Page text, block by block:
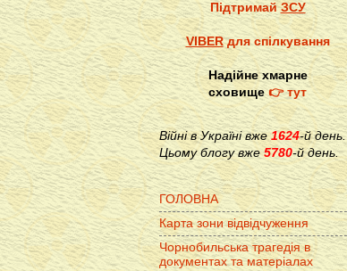
ПідтримайЗСУ
VIBERдля спілкування
Надійне хмарне
сховище👉 тут
Війні в Україні вже1624-й день.
Цьому блогу вже 5780-й день.
ГОЛОВНА
Карта зони відвідчуження
Чорнобильська трагедія в
документах та матеріалах